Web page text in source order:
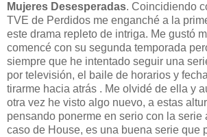
Mujeres Desesperadas. Coincidiendo
TVE de Perdidos me enganché a la
este drama repleto de intriga. Me gustó
comencé con su segunda temporada
siempre que he intentado seguir una
por televisión, el baile de horarios y
tirarme hacia atrás . Me olvidé de ella y
otra vez he visto algo nuevo, a estas
pensando ponerme en serio con la serie
caso de House, es una buena serie que